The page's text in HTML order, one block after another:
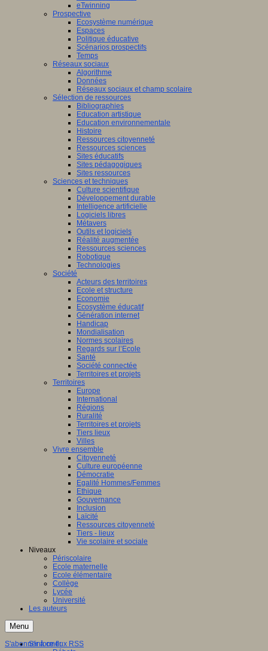
eTwinning
Prospective
Ecosystème numérique
Espaces
Politique éducative
Scénarios prospectifs
Temps
Réseaux sociaux
Algorithme
Données
Réseaux sociaux et champ scolaire
Sélection de ressources
Bibliographies
Education artistique
Education environnementale
Histoire
Ressources citoyenneté
Ressources sciences
Sites éducatifs
Sites pédagogiques
Sites ressources
Sciences et techniques
Culture scientifique
Développement durable
Intelligence artificielle
Logiciels libres
Métavers
Outils et logiciels
Réalité augmentée
Ressources sciences
Robotique
Technologies
Société
Acteurs des territoires
Ecole et structure
Economie
Ecosystème éducatif
Génération internet
Handicap
Mondialisation
Normes scolaires
Regards sur l’Ecole
Santé
Société connectée
Territoires et projets
Territoires
Europe
International
Régions
Ruralité
Territoires et projets
Tiers lieux
Villes
Vivre ensemble
Citoyenneté
Culture européenne
Démocratie
Egalité Hommes/Femmes
Ethique
Gouvernance
Inclusion
Laïcité
Ressources citoyenneté
Tiers - lieux
Vie scolaire et sociale
Niveaux
Périscolaire
Ecole maternelle
Ecole élémentaire
Collège
Lycée
Université
Les auteurs
Menu
S'informer
S'abonner à ce flux RSS